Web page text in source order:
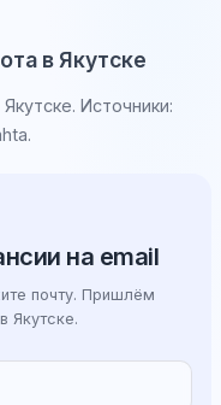
в Якутске
Источники:
на email
почту. Пришлём
Якутске.